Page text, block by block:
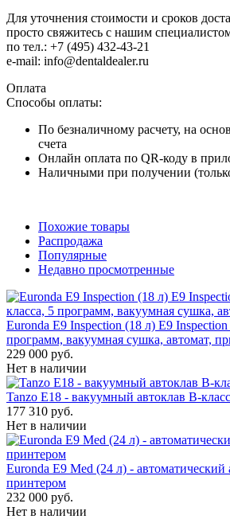
Для уточнения стоимости и сроков
просто свяжитесь с нашим
по тел.: +7 (495) 432-43-21
e-mail: info@dentaldealer.ru
Оплата
Способы оплаты:
По безналичному расчету, на
счета
Онлайн оплата по QR-коду в
Наличными при получении
Похожие товары
Распродажа
Популярные
Недавно просмотренные
Euronda E9 Inspection (18 л) E9
программ, вакуумная сушка, автомат,
229 000 руб.
Нет в наличии
Tanzo E18 - вакуумный автоклав B-
177 310 руб.
Нет в наличии
Euronda E9 Med (24 л) - автоматический
принтером
232 000 руб.
Нет в наличии